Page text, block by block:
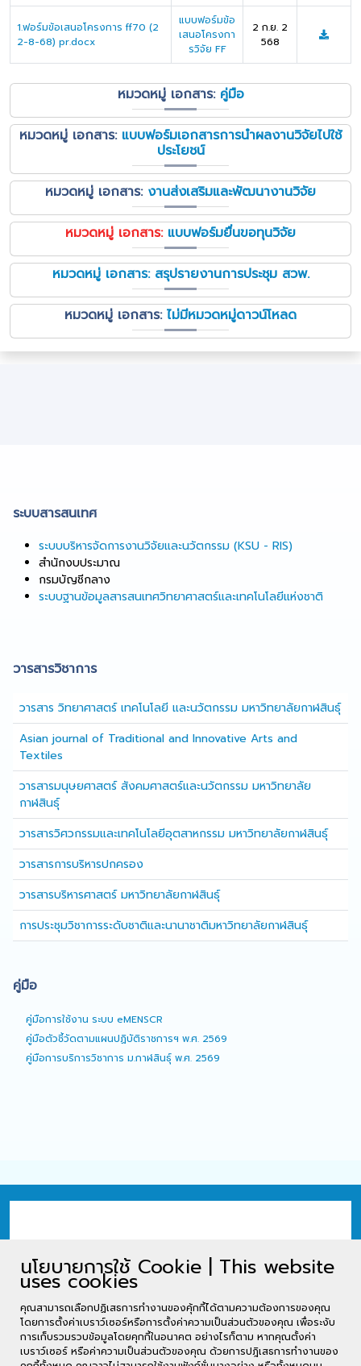
1.ฟอร์มข้อเสนอโครงการ ff70 (2
2-8-68) pr.docx
แบบฟอร์มข้อ
เสนอโครงกา
รวิจัย FF
2 ก.ย. 2
568
หมวดหมู่ เอกสาร: คู่มือ
หมวดหมู่ เอกสาร: แบบฟอร์มเอกสารการนำผลงานวิจัยไปใช้
ประโยชน์
หมวดหมู่ เอกสาร: งานส่งเสริมและพัฒนางานวิจัย
หมวดหมู่ เอกสาร: แบบฟอร์มยื่นขอทุนวิจัย
หมวดหมู่ เอกสาร: สรุปรายงานการประชุม สวพ.
หมวดหมู่ เอกสาร: ไม่มีหมวดหมู่ดาวน์โหลด
ระบบสารสนเทศ
ระบบบริหารจัดการงานวิจัยและนวัตกรรม (KSU - RIS)
สํานักงบประมาณ
กรมบัญชีกลาง
ระบบฐานข้อมูลสารสนเทศวิทยาศาสตร์และเทคโนโลยีแห่งชาติ
วารสารวิชาการ
วารสาร วิทยาศาสตร์ เทคโนโลยี และนวัตกรรม มหาวิทยาลัยกาฬสินธุ์
Asian journal of Traditional and Innovative Arts and
Textiles
วารสารมนุษยศาสตร์ สังคมศาสตร์และนวัตกรรม มหาวิทยาลัย
กาฬสินธุ์
วารสารวิศวกรรมและเทคโนโลยีอุตสาหกรรม มหาวิทยาลัยกาฬสินธุ์
วารสารการบริหารปกครอง
วารสารบริหารศาสตร์ มหาวิทยาลัยกาฬสินธุ์
การประชุมวิชาการระดับชาติและนานาชาติมหาวิทยาลัยกาฬสินธุ์
คู่มือ
คู่มือการใช้งาน ระบบ eMENSCR
คู่มือตัวชี้วัดตามแผนปฏิบัติราชการฯ พ.ศ. 2569
คู่มือการบริการวิชาการ ม.กาฬสินธุ์ พ.ศ. 2569
นโยบายการใช้ Cookie | This website
uses cookies
คุณสามารถเลือกปฏิเสธการทำงานของคุ้กกี้ได้ตามความต้องการของคุณ
โดยการตั้งค่าเบราว์เซอร์หรือการตั้งค่าความเป็นส่วนตัวของคุณ เพื่อระงับ
การเก็บรวมรวบข้อมูลโดยคุกกี้ในอนาคต อย่างไรก็ตาม หากคุณตั้งค่า
เบราว์เซอร์ หรือค่าความเป็นส่วนตัวของคุณ ด้วยการปฎิเสธการทำงานของ